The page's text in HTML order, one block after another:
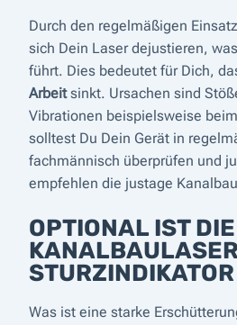
Durch den regelmäßigen
sich Dein Laser dejustieren,
führt. Dies bedeutet für Dich,
Arbeitsinkt. Ursachen sind
Vibrationen beispielsweise
solltest Du Dein Gerät in
fachmännisch überprüfen und
empfehlen die justage
OPTIONAL IST
STURZINDIKATOR
Was ist eine starke